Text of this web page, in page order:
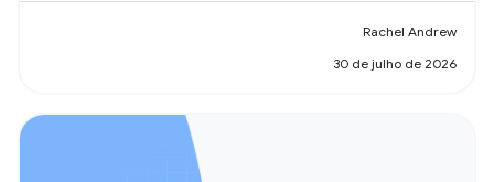
Rachel Andrew
30 de julho de 2026